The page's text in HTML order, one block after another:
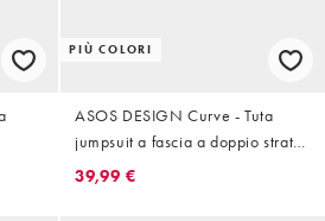
PIÙ COLORI
ASOS DESIGN Curve - Tuta
jumpsuit a fascia a doppio strato
con stampa multicolore
39,99 €